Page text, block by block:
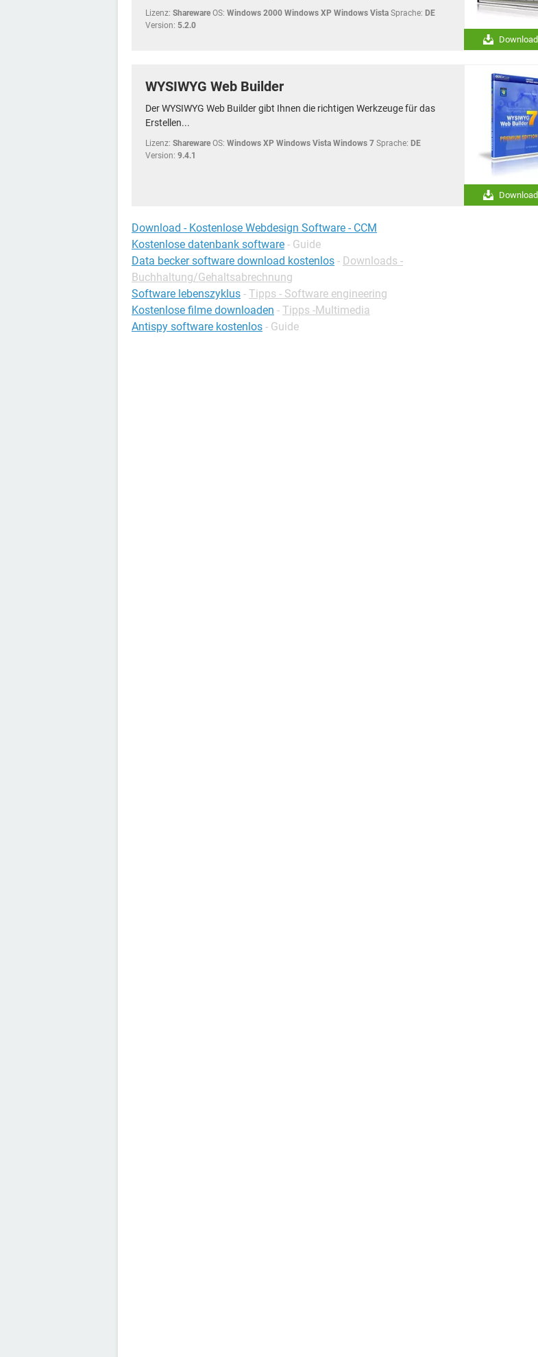
Lizenz: Shareware OS: Windows 2000 Windows XP Windows Vista Sprache: DE
Version: 5.2.0
Download
WYSIWYG Web Builder
Der WYSIWYG Web Builder gibt Ihnen die richtigen Werkzeuge für das
Erstellen...
Lizenz: Shareware OS: Windows XP Windows Vista Windows 7 Sprache: DE
Version: 9.4.1
Download
Download - Kostenlose Webdesign Software - CCM
Kostenlose datenbank software - Guide
Data becker software download kostenlos - Downloads -
Buchhaltung/Gehaltsabrechnung
Software lebenszyklus - Tipps - Software engineering
Kostenlose filme downloaden - Tipps -Multimedia
Antispy software kostenlos - Guide